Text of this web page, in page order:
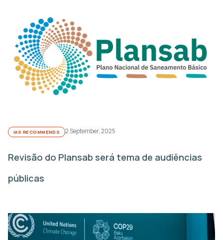
IAS RECOMMENDS 2 September, 2025
Revisão do Plansab será tema de audiências
públicas